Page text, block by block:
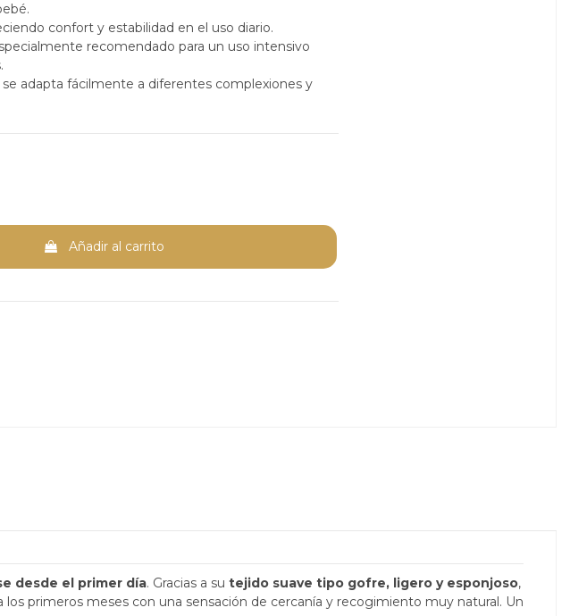
confort y estabilidad en el uso diario.
recomendado para un uso intensivo
se adapta fácilmente a diferentes complexiones y
Añadir al carrito
desde el primer día. Gracias a su tejido suave tipo gofre, ligero y esponjoso,
primeros meses con una sensación de cercanía y recogimiento muy natural. Un